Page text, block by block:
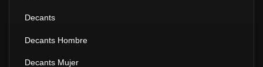
Decants
Decants Hombre
Decants Mujer